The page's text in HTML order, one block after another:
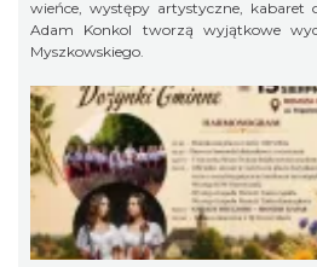
wieńce, występy artystyczne, kabaret
Adam Konkol tworzą wyjątkowe
Myszkowskiego.